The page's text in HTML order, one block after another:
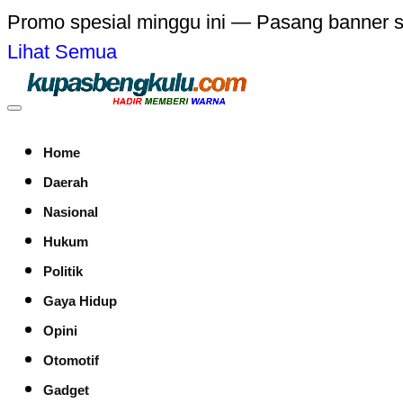
Promo spesial minggu ini — Pasang banner
Lihat Semua
Home
Daerah
Nasional
Hukum
Politik
Gaya Hidup
Opini
Otomotif
Gadget